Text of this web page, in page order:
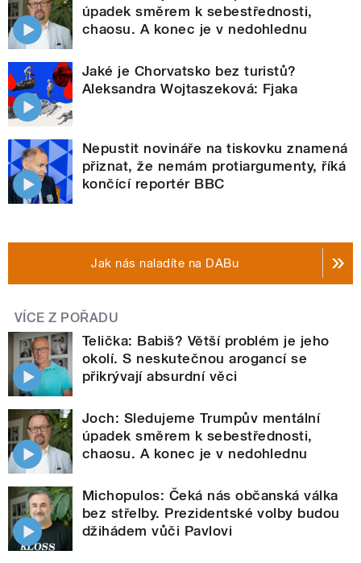
úpadek směrem k sebestřednosti,
chaosu. A konec je v nedohlednu
Jaké je Chorvatsko bez turistů?
Aleksandra Wojtaszeková: Fjaka
Nepustit novináře na tiskovku znamená
přiznat, že nemám protiargumenty, říká
končící reportér BBC
Jak nás naladíte na DABu
VÍCE Z POŘADU
Telička: Babiš? Větší problém je jeho
okolí. S neskutečnou arogancí se
přikrývají absurdní věci
Joch: Sledujeme Trumpův mentální
úpadek směrem k sebestřednosti,
chaosu. A konec je v nedohlednu
Michopulos: Čeká nás občanská válka
bez střelby. Prezidentské volby budou
džihádem vůči Pavlovi